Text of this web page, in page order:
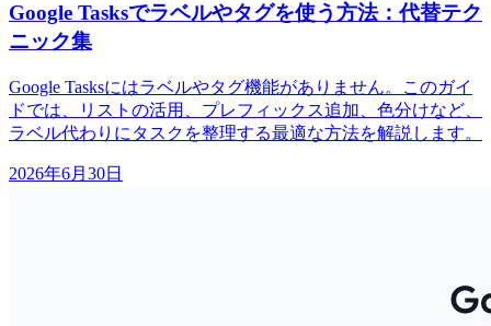
Google Tasksでラベルやタグを使う方法：代替テク
ニック集
Google Tasksにはラベルやタグ機能がありません。このガイ
ドでは、リストの活用、プレフィックス追加、色分けなど、
ラベル代わりにタスクを整理する最適な方法を解説します。
2026年6月30日